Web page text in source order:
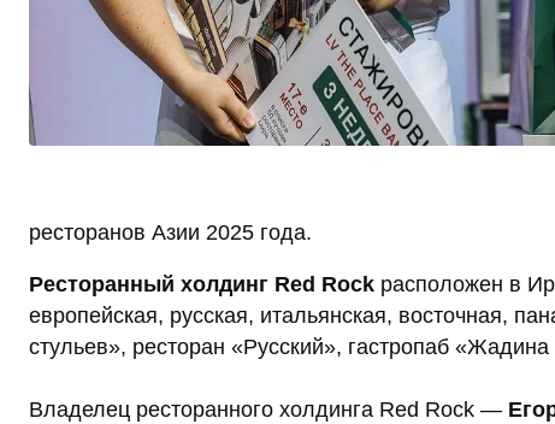
ресторанов Азии 2025 года.
Ресторанный холдинг Red Rock расположен в
европейская, русская, итальянская, восточная,
стульев», ресторан «Русский», гастропаб
Владелец ресторанного холдинга Red Rock —